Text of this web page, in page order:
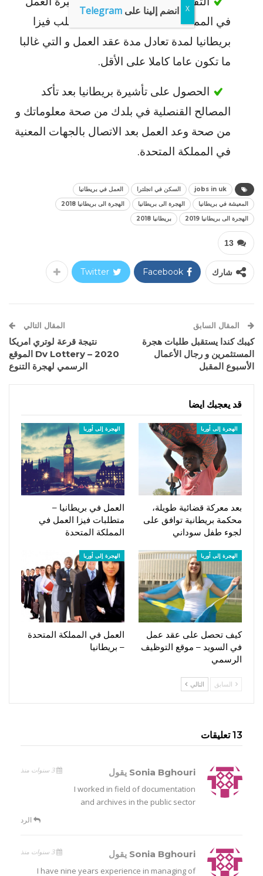
في المملكة المتحدة، حيث يمكنك طلب فيزا
بريطانيا لمدة تعادل مدة عقد العمل و التي غالبا
ما تكون عاما كاملا على الأقل.
الحصول على تأشيرة بريطانيا بعد تأكد
المصالح القنصلية في بلدك من صحة معلوماتك و
من صحة وعد العمل بعد الاتصال بالجهات المعنية
في المملكة المتحدة.
jobs in uk السكن في انجلترا
العمل في بريطانيا
المعيشة في بريطانيا
الهجرة الى بريطانيا
الهجرة الى بريطانيا 2018
الهجرة الى بريطانيا 2019
بريطانيا 2018
13
شارك Facebook
Twitter
المقال السابق
كيبك كندا يستقبل طلبات هجرة
المستثمرين و رجال الأعمال
الأسبوع المقبل
المقال التالي
نتيجة قرعة لوتري امريكا
2020 – Dv Lottery الموقع
الرسمي لهجرة التنوع
قد يعجبك ايضا
الهجرة إلى أوربا
بعد معركة قضائية طويلة،
محكمة بريطانية توافق على
لجوء طفل سوداني
الهجرة إلى أوربا
العمل في بريطانيا –
متطلبات فيزا العمل في
المملكة المتحدة
الهجرة إلى أوربا
كيف تحصل على عقد عمل
في السويد – موقع التوظيف
الرسمي
الهجرة إلى أوربا
العمل في المملكة المتحدة
– بريطانيا
السابق التالي
13 تعليقات
Sonia Bghouri يقول 3 سنوات منذ
I worked in field of documentation
and archives in the public sector
الرد
Sonia Bghouri يقول 3 سنوات منذ
I have nine years experience in managing of
انضم إلينا على Telegram